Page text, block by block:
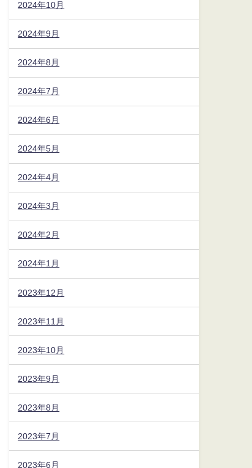
2024年10月
2024年9月
2024年8月
2024年7月
2024年6月
2024年5月
2024年4月
2024年3月
2024年2月
2024年1月
2023年12月
2023年11月
2023年10月
2023年9月
2023年8月
2023年7月
2023年6月